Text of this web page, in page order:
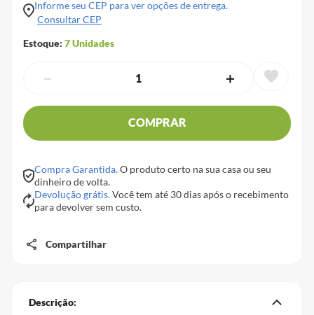
Informe seu CEP para ver opções de entrega.
Consultar CEP
Estoque: 7Unidades
＋
－
COMPRAR
Compra Garantida.O produto certo na sua casa ou seu
dinheiro de volta.
Devolução grátis.Você tem até 30 dias após o recebimento
para devolver sem custo.
Compartilhar
Descrição: